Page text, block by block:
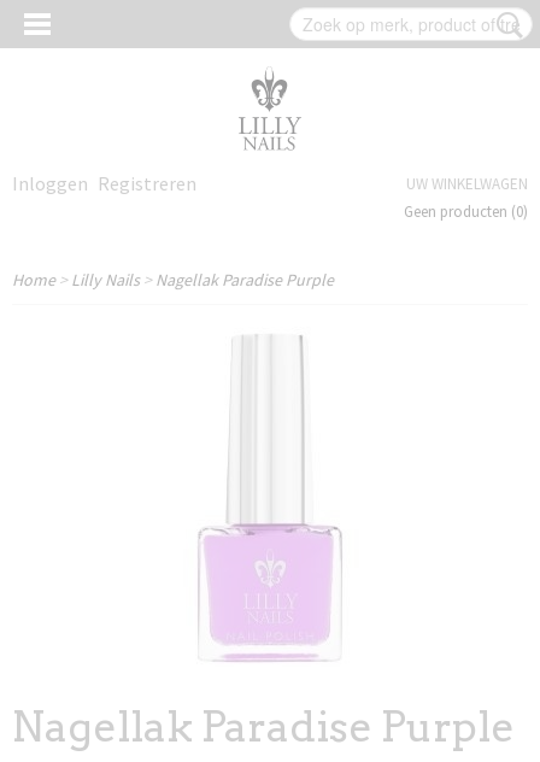
Inloggen Registreren
UW WINKELWAGEN
Geen producten (0)
Home>Lilly Nails>Nagellak Paradise Purple
Nagellak Paradise Purple